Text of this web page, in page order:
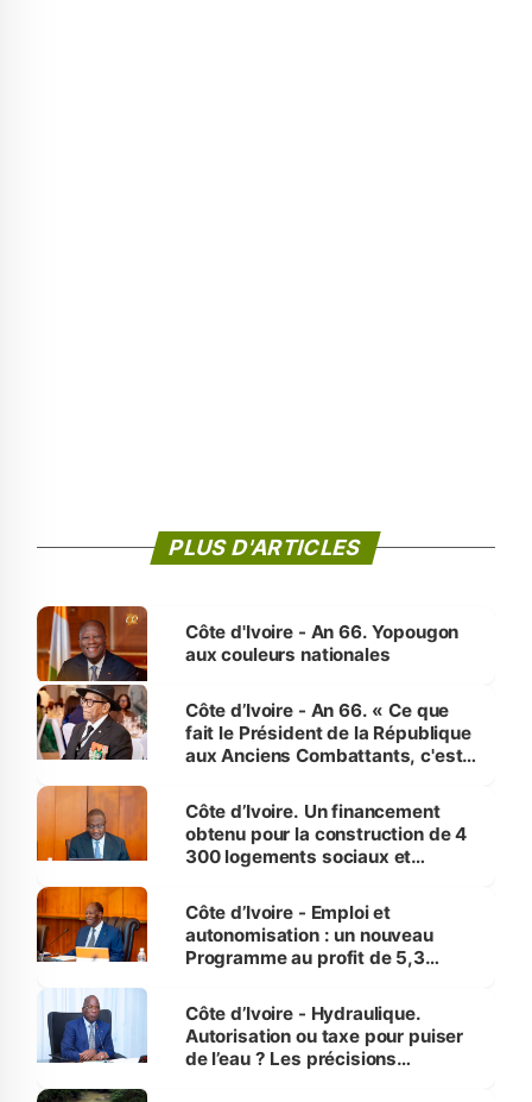
PLUS D'ARTICLES
Côte d'Ivoire - An 66. Yopougon
aux couleurs nationales
Côte d’Ivoire - An 66. « Ce que
fait le Président de la République
aux Anciens Combattants, c'est
Côte d’Ivoire. Un financement
obtenu pour la construction de 4
300 logements sociaux et
et Yamoussoukro
Côte d’Ivoire - Emploi et
autonomisation : un nouveau
Programme au profit de 5,3
Côte d’Ivoire - Hydraulique.
Autorisation ou taxe pour puiser
de l’eau ? Les précisions